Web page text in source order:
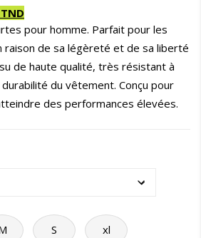
TND
pour homme. Parfait pour les
de sa légèreté et de sa liberté
de haute qualité, très résistant à
durabilité du vêtement. Conçu pour
des performances élevées.
S xl